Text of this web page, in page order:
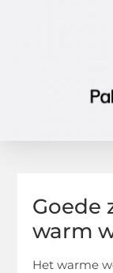
Goede
warm
Het warme